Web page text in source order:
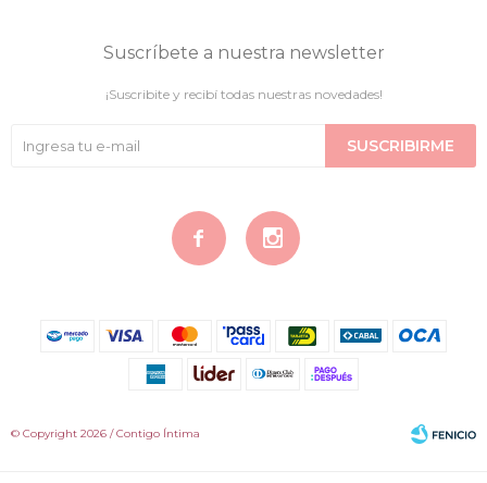
Suscríbete a nuestra newsletter
¡Suscribite y recibí todas nuestras novedades!
SUSCRIBIRME
 
© Copyright 2026 / Contigo Íntima